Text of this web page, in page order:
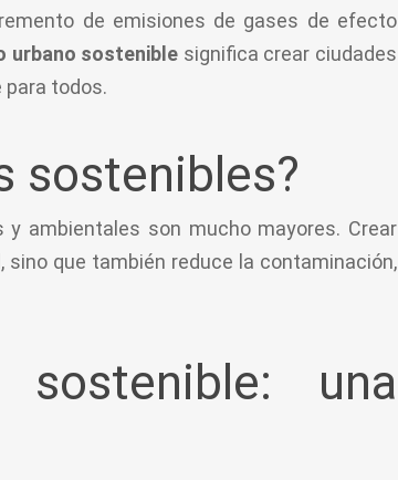
de emisiones de gases de efecto
urbano sostenible significa crear ciudades
para todos.
sostenibles?
ambientales son mucho mayores. Crear
que también reduce la contaminación,
una